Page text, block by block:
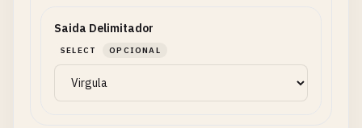
Saida Delimitador
SELECT OPCIONAL